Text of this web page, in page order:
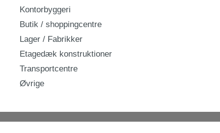
Kontorbyggeri
Butik / shoppingcentre
Lager / Fabrikker
Etagedæk konstruktioner
Transportcentre
Øvrige